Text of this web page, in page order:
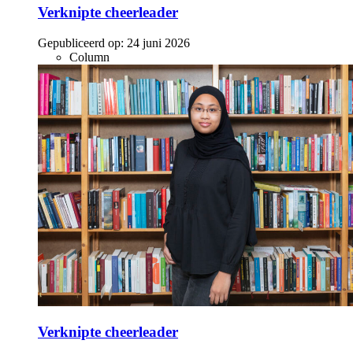
Verknipte cheerleader
Gepubliceerd op: 24 juni 2026
Column
Verknipte cheerleader